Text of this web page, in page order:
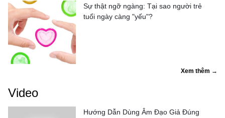
Sự thật ngỡ ngàng: Tại sao người trẻ
tuổi ngày càng "yếu"?
Xem thêm →
Video
Hướng Dẫn Dùng Âm Đạo Giả Đúng